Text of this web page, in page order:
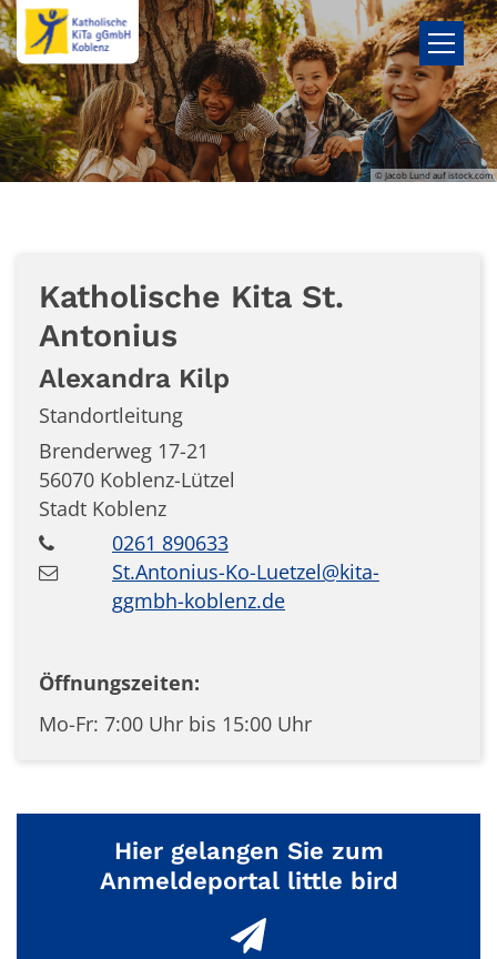
Zum Inhalt springen
© Jacob Lund auf istock.com
Katholische Kita St.
Antonius
Alexandra Kilp
Standortleitung
Brenderweg 17-21
56070 Koblenz-Lützel
Stadt Koblenz
0261 890633
St.Antonius-Ko-Luetzel@kita-
ggmbh-koblenz.de
Öffnungszeiten:
Mo-Fr: 7:00 Uhr bis 15:00 Uhr
Hier gelangen Sie zum
Anmeldeportal little bird